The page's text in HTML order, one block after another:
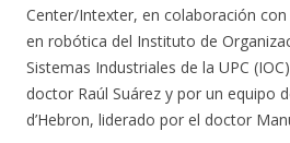
Center/Intexter, en colaboración
en robótica del Instituto de
Sistemas Industriales de la UPC
doctor Raúl Suárez y por un equipo
d’Hebron, liderado por el doctor